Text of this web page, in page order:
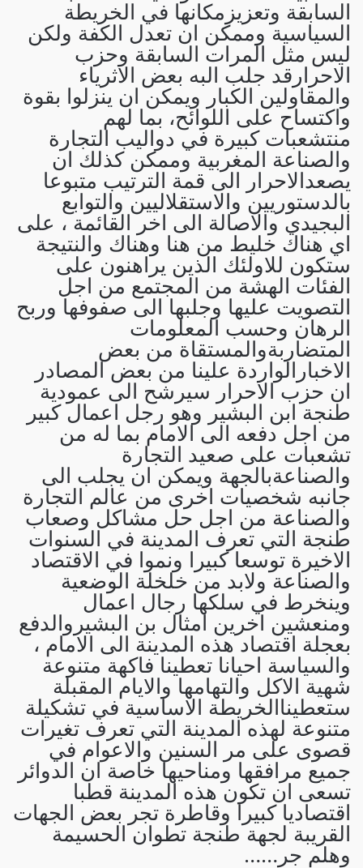
السابقة وتعزيزمكانها في الخريطة
السياسية وممكن ان تعدل الكفة ولكن
ليس مثل المرات السابقة وحزب
الاحرارقد جلب البه بعض الاثرياء
والمقاولين الكبار ويمكن ان ينزلوا بقوة
واكتساح على اللوائح، بما لهم
منتشعبات كبيرة في دواليب التجارة
والصناعة المغربية وممكن كذلك ان
يصعدالاحرار الى قمة الترتيب متبوعا
بالدستوريين والاستقلاليين والتوابع
البجيدي والاصالة الى اخر القائمة ، على
اي هناك خليط من هنا وهناك والنتيجة
ستكون للاولئك الذين يراهنون على
الفئات الهشة من المجتمع من اجل
التصويت عليها وجلبها الى صفوفها وربح
الرهان وحسب المعلومات
المتضاربةوالمستقاة من بعض
الاخبارالواردة علينا من بعض المصادر
ان حزب الاحرار سيرشح الى عمودية
طنجة ابن البشير وهو رجل اعمال كبير
من اجل دفعه الى الامام بما له من
تشعبات على صعيد التجارة
والصناعةبالجهة ويمكن ان يجلب الى
جانبه شخصيات اخرى من عالم التجارة
والصناعة من اجل حل مشاكل وصعاب
طنجة التي تعرف المدينة في السنوات
الاخيرة توسعا كبيرا ونموا في الاقتصاد
والصناعة ولابد من خلخلة الوضعية
وينخرط في سلكها رجال اعمال
ومنعشين اخرين امثال بن البشيروالدفع
بعجلة اقتصاد هذه المدينة الى الامام ،
والسياسة احيانا تعطينا فاكهة متنوعة
شهية الاكل والتهامها والايام المقبلة
ستعطيناالخريطة الاساسية في تشكيلة
متنوعة لهذه المدينة التي تعرف تغيرات
قصوى على مر السنين والاعوام في
جميع مرافقها ومناحيها خاصة ان الدوائر
تسعى ان تكون هذه المدينة قطبا
اقتصاديا كبيرا وقاطرة تجر بعض الجهات
القريبة لجهة طنجة تطوان الحسيمة
وهلم جر……